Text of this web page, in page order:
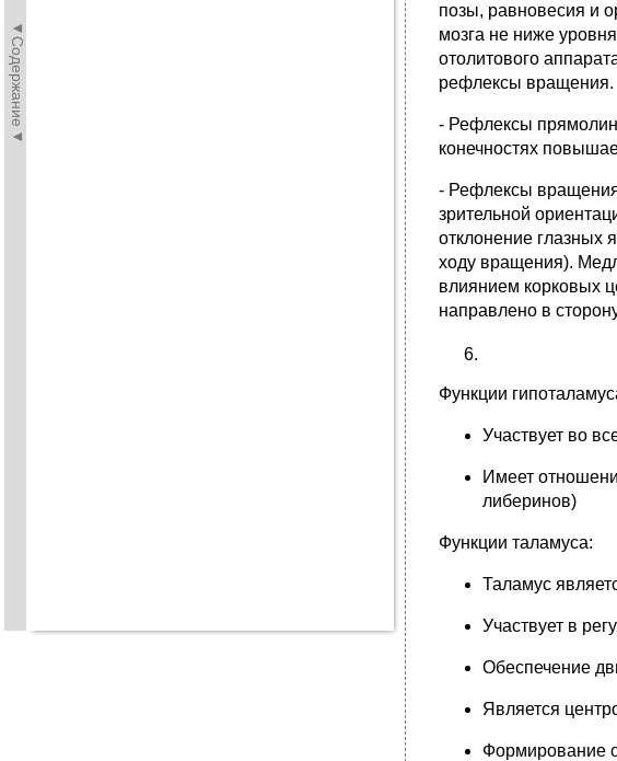
◄Содержание◄
позы, равновесия и
мозга не ниже
отолитового
рефлексы вращения.
- Рефлексы
конечностях
- Рефлексы
зрительной
отклонение глазных
ходу вращения).
влиянием корковых
направлено в
Функции
Участвует во
Имеет
либеринов)
Функции таламуса:
Таламус
Участвует в
Обеспечение
Является
Формирование